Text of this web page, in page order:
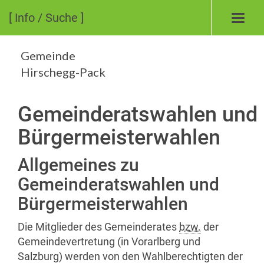
[ Info / Suche ]
Gemeinde
Hirschegg-Pack
Gemeinderatswahlen und
Bürgermeisterwahlen
Allgemeines zu
Gemeinderatswahlen und
Bürgermeisterwahlen
Die Mitglieder des Gemeinderates bzw. der
Gemeindevertretung (in Vorarlberg und
Salzburg) werden von den Wahlberechtigten der